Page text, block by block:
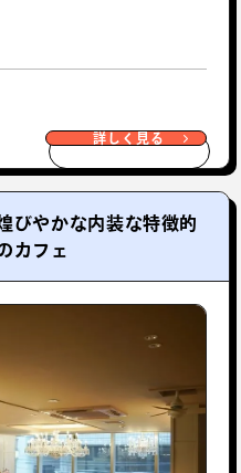
詳しく見る
びやかな内装な特徴的
カフェ